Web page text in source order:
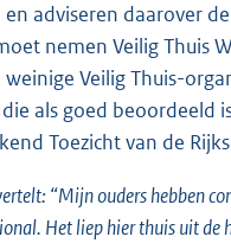
adviseren daarover
nemen Veilig Thuis
weinige Veilig Thuis-
als goed beoordeeld
Toezicht van de
“Mijn ouders hebben
Het liep hier thuis uit de